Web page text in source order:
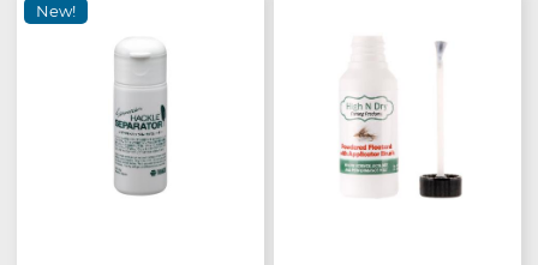
New!